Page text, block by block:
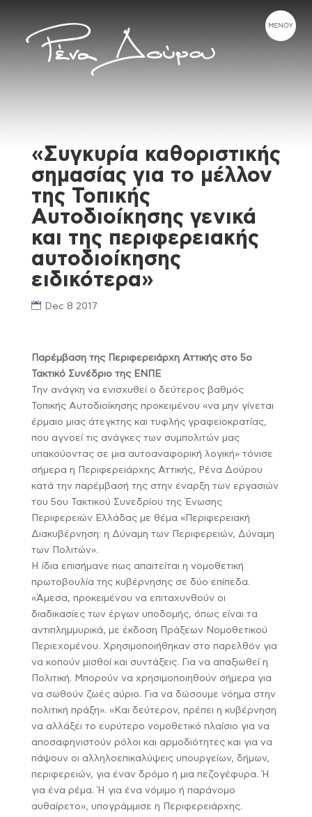
«Συγκυρία καθοριστικής
σημασίας για το μέλλον
της Τοπικής
Αυτοδιοίκησης γενικά
και της περιφερειακής
αυτοδιοίκησης
ειδικότερα»
Dec 8 2017
Παρέμβαση της Περιφερειάρχη Αττικής στο 5ο
Τακτικό Συνέδριο της ΕΝΠΕ
Την ανάγκη να ενισχυθεί ο δεύτερος βαθμός
Τοπικής Αυτοδιοίκησης προκειμένου «να μην γίνεται
έρμαιο μιας άτεγκτης και τυφλής γραφειοκρατίας,
που αγνοεί τις ανάγκες των συμπολιτών μας
υπακούοντας σε μια αυτοαναφορική λογική» τόνισε
σήμερα η Περιφερειάρχης Αττικής, Ρένα Δούρου
κατά την παρέμβασή της στην έναρξη των εργασιών
του 5ου Τακτικού Συνεδρίου της Ένωσης
Περιφερειών Ελλάδας με θέμα «Περιφερειακή
Διακυβέρνηση: η Δύναμη των Περιφερειών, Δύναμη
των Πολιτών».
Η ίδια επισήμανε πως απαιτείται η νομοθετική
πρωτοβουλία της κυβέρνησης σε δύο επίπεδα.
«Άμεσα, προκειμένου να επιταχυνθούν οι
διαδικασίες των έργων υποδομής, όπως είναι τα
αντιπλημμυρικά, με έκδοση Πράξεων Νομοθετικού
Περιεχομένου. Χρησιμοποιήθηκαν στο παρελθόν για
να κοπούν μισθοί και συντάξεις. Για να απαξιωθεί η
Πολιτική. Μπορούν να χρησιμοποιηθούν σήμερα για
να σωθούν ζωές αύριο. Για να δώσουμε νόημα στην
πολιτική πράξη». «Και δεύτερον, πρέπει η κυβέρνηση
να αλλάξει το ευρύτερο νομοθετικό πλαίσιο για να
αποσαφηνιστούν ρόλοι και αρμοδιότητες και για να
πάψουν οι αλληλοεπικαλύψεις υπουργείων, δήμων,
περιφερειών, για έναν δρόμο ή μια πεζογέφυρα. Ή
για ένα ρέμα. Ή για ένα νόμιμο ή παράνομο
αυθαίρετο», υπογράμμισε η Περιφερειάρχης.